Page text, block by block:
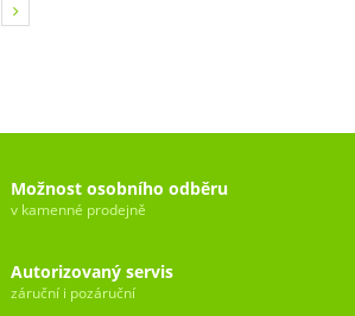
Možnost osobního odběru
v kamenné prodejně
Autorizovaný servis
záruční i pozáruční